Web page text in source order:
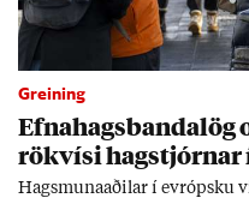
Greining
Efna­hags­banda­lög
rök­vísi hag­stjórn­ar
Hags­muna­að­il­ar í evr­ópsku